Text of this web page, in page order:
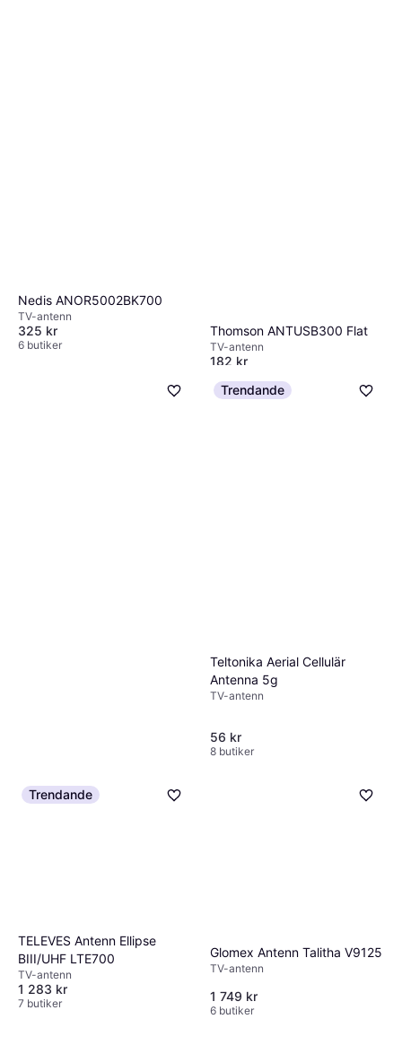
Nedis ANOR5002BK700
TV-antenn
325 kr
6 butiker
Thomson ANTUSB300 Flat
TV-antenn
182 kr
Trendande
Teltonika Aerial Cellulär
Antenna 5g
TV-antenn
56 kr
8 butiker
Trendande
TELEVES Antenn Ellipse
BIII/UHF LTE700
TV-antenn
1 283 kr
7 butiker
Glomex Antenn Talitha V9125
TV-antenn
1 749 kr
6 butiker